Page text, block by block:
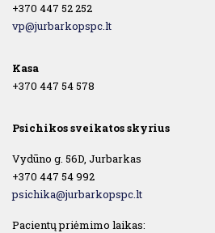
+370 447 52 252
vp@jurbarkopspc.lt
Kasa
+370 447 54 578
Psichikos sveikatos skyrius
Vydūno g. 56D, Jurbarkas
+370 447 54 992
psichika@jurbarkopspc.lt
Pacientų priėmimo laikas: